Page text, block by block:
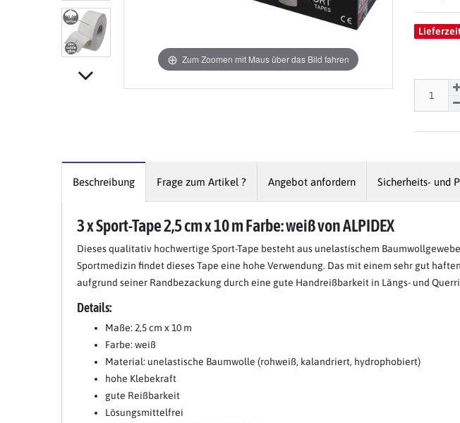
Zum Zoomen mit Maus über das Bild fahren
Beschreibung Frage zum Artikel ? Angebot anfordern Sicherheits- und
3 x Sport-Tape 2,5 cm x 10 m Farbe: weiß von ALPIDEX
Dieses qualitativ hochwertige Sport-Tape besteht aus unelastischem
Sportmedizin findet dieses Tape eine hohe Verwendung. Das mit einem sehr gut
aufgrund seiner Randbezackung durch eine gute Handreißbarkeit in Längs- und
Details:
Maße: 2,5 cm x 10 m
Farbe: weiß
Material: unelastische Baumwolle (rohweiß, kalandriert, hydrophobiert)
hohe Klebekraft
gute Reißbarkeit
Lösungsmittelfrei